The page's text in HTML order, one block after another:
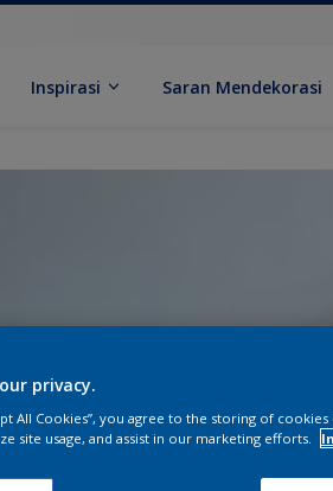
Inspirasi Saran Mendekorasi
privacy.
All Cookies”, you agree to the storing of
site usage, and assist in our marketing efforts.